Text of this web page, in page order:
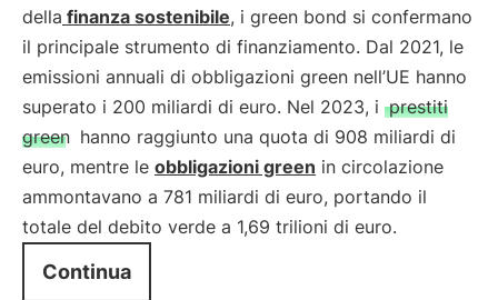
della finanza sostenibile, i green bond si confermano
il principale strumento di finanziamento. Dal 2021, le
emissioni annuali di obbligazioni green nell’UE hanno
superato i 200 miliardi di euro. Nel 2023, i prestiti
green hanno raggiunto una quota di 908 miliardi di
euro, mentre le obbligazioni green in circolazione
ammontavano a 781 miliardi di euro, portando il
totale del debito verde a 1,69 trilioni di euro.
Continua